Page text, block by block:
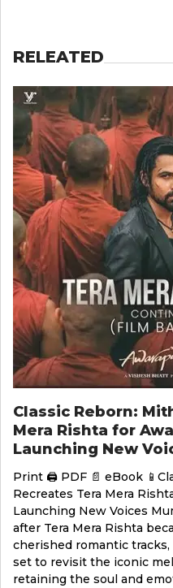
RELEATED
Classic Reborn:
Mera Rishta for
Launching New
Print 🖨 PDF 📄 eBook
Recreates Tera Mera
Launching New Voices
after Tera Mera Rishta
cherished romantic
set to revisit the iconic
retaining the soul and